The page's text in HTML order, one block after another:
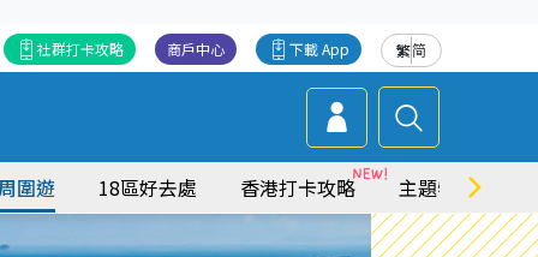
繁简
下載 App
商戶中心
社群打卡攻略
圍遊 18區好去處 香港打卡攻略 主題特集